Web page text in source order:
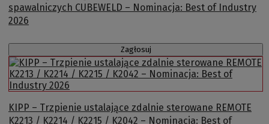
spawalniczych CUBEWELD – Nominacja: Best of Industry
2026
Zagłosuj
KIPP – Trzpienie ustalające zdalnie sterowane REMOTE
K2213 / K2214 / K2215 / K2042 – Nominacja: Best of